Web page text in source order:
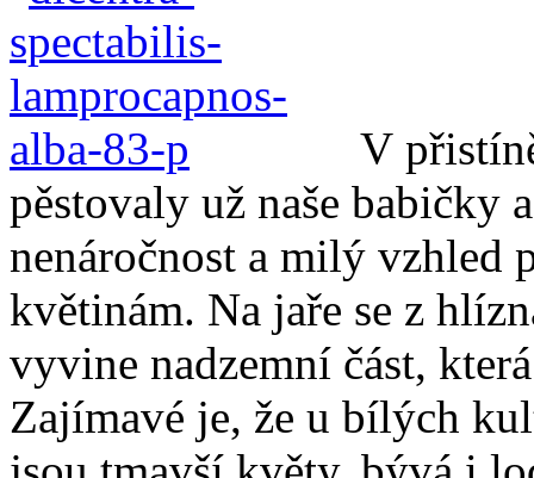
V
pěstovaly už naše babičky
nenáročnost a milý vzhled
květinám. Na jaře se z
vyvine nadzemní část,
Zajímavé je, že u bílých